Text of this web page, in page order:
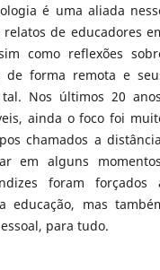
é uma aliada
de educadores
como reflexões
de forma remota e
Nos últimos 20
ainda o foco foi
chamados a
em alguns
foram forçados
educação, mas
para tudo.